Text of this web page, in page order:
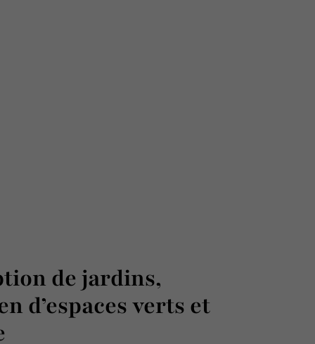
de jardins,
d’espaces verts et